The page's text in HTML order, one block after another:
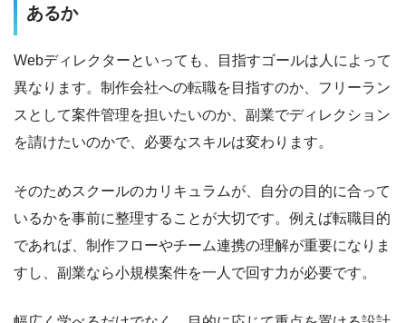
使用ツール
グラフィック：Photoshop / Illustrator
ワイヤーフレーム：Figma / Miro
デザイン：Canva / Adobe Express
Google Analytics / Ptengine / AD EBiS / Similarweb / Semrush / Ahrefs
あるか
Webディレクターといっても、目指すゴールは人によって
異なります。制作会社への転職を目指すのか、フリーラン
スとして案件管理を担いたいのか、副業でディレクション
を請けたいのかで、必要なスキルは変わります。
そのためスクールのカリキュラムが、自分の目的に合って
いるかを事前に整理することが大切です。例えば転職目的
であれば、制作フローやチーム連携の理解が重要になりま
すし、副業なら小規模案件を一人で回す力が必要です。